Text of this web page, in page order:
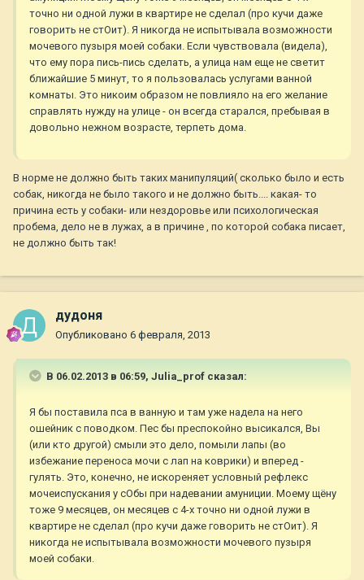
точно ни одной лужи в квартире не сделал (про кучи даже
говорить не стОит). Я никогда не испытывала возможности
мочевого пузыря моей собаки. Если чувствовала (видела),
что ему пора пись-пись сделать, а улица нам еще не светит
ближайшие 5 минут, то я пользовалась услугами ванной
комнаты. Это никоим образом не повлияло на его желание
справлять нужду на улице - он всегда старался, пребывая в
довольно нежном возрасте, терпеть дома.
В норме не должно быть таких манипуляций( сколько было и есть
собак, никогда не было такого и не должно быть.... какая- то
причина есть у собаки- или нездоровье или психологическая
пробема, дело не в лужах, а в причине , по которой собака писает,
не должно быть так!
дудоня
Опубликовано 6 февраля, 2013
В 06.02.2013 в 06:59, Julia_prof сказал:
Я бы поставила пса в ванную и там уже надела на него
ошейник с поводком. Пес бы преспокойно высикался, Вы
(или кто другой) смыли это дело, помыли лапы (во
избежание переноса мочи с лап на коврики) и вперед -
гулять. Это, конечно, не искореняет условный рефлекс
мочеиспускания у сОбы при надевании амуниции. Моему щёну
тоже 9 месяцев, он месяцев с 4-х точно ни одной лужи в
квартире не сделал (про кучи даже говорить не стОит). Я
никогда не испытывала возможности мочевого пузыря
моей собаки.